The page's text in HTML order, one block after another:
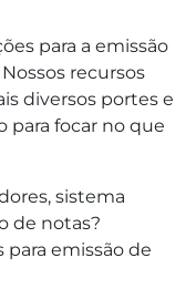
para a emissão
Nossos recursos
diversos portes e
focar no que
sistema
de notas?
emissão de